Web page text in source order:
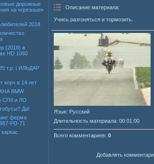
дорожные
на «грязные»
2018
(2018) в
HD 1080
т.р. | ИЛЬДАР
корч в 14 лет
BMW
СПб и ЛО
Да!
ферма
PD-71
Описание материала:
Учись разгоняться и тормозить.
Язык: Русский
Длительность материала: 00:01:00
Всего комментариев: 0
Добавлять